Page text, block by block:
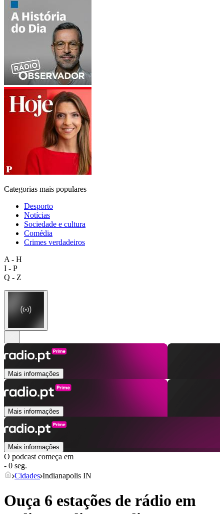
Categorias mais populares
Desporto
Notícias
Sociedade e cultura
Comédia
Crimes verdadeiros
A - H
I - P
Q - Z
Mais informações
Mais informações
Mais informações
O podcast começa em
- 0 seg.
Cidades Indianapolis IN
Ouça 6 estações de rádio em